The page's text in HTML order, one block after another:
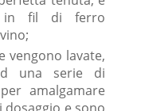
in fil di ferro
vengono lavate,
una serie di
amalgamare